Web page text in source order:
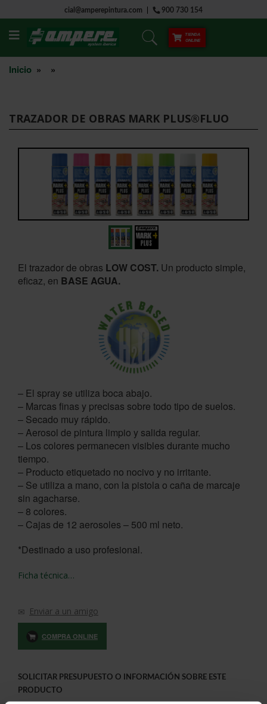
al
contenido
cial@amperepintura.com 900 730 154
TIENDA
ONLINE
Inicio » »
TRAZADOR DE OBRAS MARK PLUS®FLUO
El trazador de obras LOW COST. Un producto simple,
eficaz, en BASE AGUA.
– El spray se utiliza boca abajo.
– Marcas finas y precisas sobre todo tipo de suelos.
– Secado muy rápido.
– Aerosol de pintura limpio y salida regular.
– Los colores permanecen visibles durante mucho
tiempo.
– Producto etiquetado no nocivo y no irritante.
– Se utiliza a mano, con la pistola o caña de marcaje
sin agacharse.
– 8 colores.
– Cajas de 12 aerosoles – 500 ml neto.
*Destinado a uso profesional.
Ficha técnica…
Enviar a un amigo
COMPRA ONLINE
SOLICITAR PRESUPUESTO O INFORMACIÓN SOBRE ESTE
PRODUCTO